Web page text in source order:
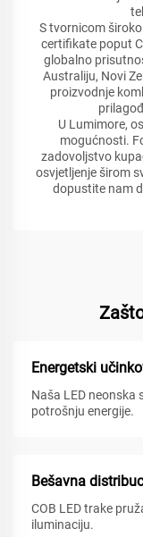
S tvornicom
certifikate poput
globalno
Australiju, Novi
proizvodnje
U Lumimore,
mogućnosti.
zadovoljstvo
osvjetljenje širom
dopustite nam
Energetski
Naša LED neonska
potrošnju energije.
Bešavna
COB LED trake
iluminaciju.